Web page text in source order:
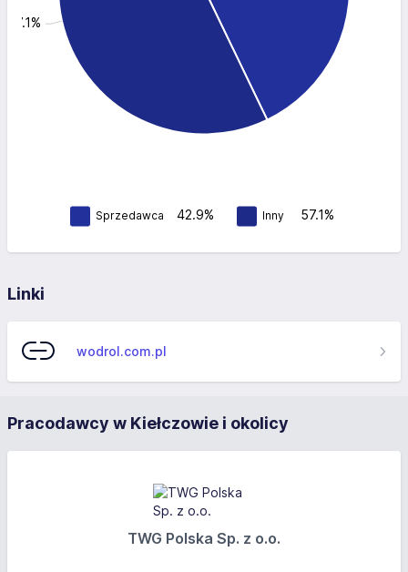
57.1%
Sprzedawca 42.9% Inny 57.1%
Linki
wodrol.com.pl
Pracodawcy w Kiełczowie i okolicy
TWG Polska Sp. z o.o.